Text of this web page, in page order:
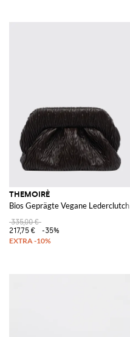
THEMOIRÈ
Bios Geprägte Vegane Lederclutch
335,00 €
217,75 €
-35%